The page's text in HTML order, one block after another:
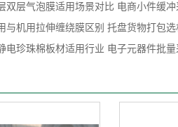
双层气泡膜适用场景对比 电商小件缓冲
与机用拉伸缠绕膜区别 托盘货物打包
电珍珠棉板材适用行业 电子元器件批量